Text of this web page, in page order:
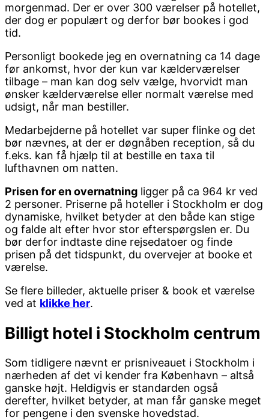
morgenmad. Der er over 300 værelser på hotellet,
der dog er populært og derfor bør bookes i god
tid.
Personligt bookede jeg en overnatning ca 14 dage
før ankomst, hvor der kun var kælderværelser
tilbage – man kan dog selv vælge, hvorvidt man
ønsker kælderværelse eller normalt værelse med
udsigt, når man bestiller.
Medarbejderne på hotellet var super flinke og det
bør nævnes, at der er døgnåben reception, så du
f.eks. kan få hjælp til at bestille en taxa til
lufthavnen om natten.
Prisen for en overnatning ligger på ca 964 kr ved
2 personer. Priserne på hoteller i Stockholm er dog
dynamiske, hvilket betyder at den både kan stige
og falde alt efter hvor stor efterspørgslen er. Du
bør derfor indtaste dine rejsedatoer og finde
prisen på det tidspunkt, du overvejer at booke et
værelse.
Se flere billeder, aktuelle priser & book et værelse
ved at klikke her.
Billigt hotel i Stockholm centrum
Som tidligere nævnt er prisniveauet i Stockholm i
nærheden af det vi kender fra København – altså
ganske højt. Heldigvis er standarden også
derefter, hvilket betyder, at man får ganske meget
for pengene i den svenske hovedstad.